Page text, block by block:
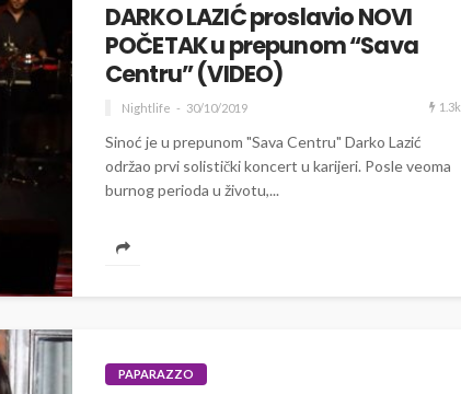
DARKO LAZIĆ proslavio NOVI
POČETAK u prepunom “Sava
Centru” (VIDEO)
Nightlife 30/10/2019 1.3k
Sinoć je u prepunom "Sava Centru" Darko Lazić
održao prvi solistički koncert u karijeri. Posle veoma
burnog perioda u životu,...
PAPARAZZO